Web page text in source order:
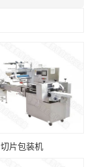
切片包装机